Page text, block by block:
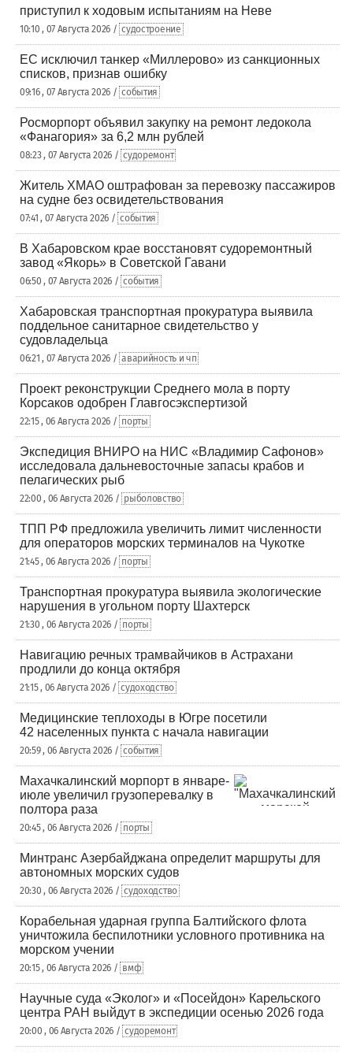
приступил к ходовым испытаниям на Неве
10:10 , 07 Августа 2026 / судостроение
ЕС исключил танкер «Миллерово» из санкционных
списков, признав ошибку
09:16 , 07 Августа 2026 / события
Росморпорт объявил закупку на ремонт ледокола
«Фанагория» за 6,2 млн рублей
08:23 , 07 Августа 2026 / судоремонт
Житель ХМАО оштрафован за перевозку пассажиров
на судне без освидетельствования
07:41 , 07 Августа 2026 / события
В Хабаровском крае восстановят судоремонтный
завод «Якорь» в Советской Гавани
06:50 , 07 Августа 2026 / события
Хабаровская транспортная прокуратура выявила
поддельное санитарное свидетельство у
судовладельца
06:21 , 07 Августа 2026 / аварийность и чп
Проект реконструкции Среднего мола в порту
Корсаков одобрен Главгосэкспертизой
22:15 , 06 Августа 2026 / порты
Экспедиция ВНИРО на НИС «Владимир Сафонов»
исследовала дальневосточные запасы крабов и
пелагических рыб
22:00 , 06 Августа 2026 / рыболовство
ТПП РФ предложила увеличить лимит численности
для операторов морских терминалов на Чукотке
21:45 , 06 Августа 2026 / порты
Транспортная прокуратура выявила экологические
нарушения в угольном порту Шахтерск
21:30 , 06 Августа 2026 / порты
Навигацию речных трамвайчиков в Астрахани
продлили до конца октября
21:15 , 06 Августа 2026 / судоходство
Медицинские теплоходы в Югре посетили
42 населенных пункта с начала навигации
20:59 , 06 Августа 2026 / события
Махачкалинский морпорт в январе-
июле увеличил грузоперевалку в
полтора раза
20:45 , 06 Августа 2026 / порты
Минтранс Азербайджана определит маршруты для
автономных морских судов
20:30 , 06 Августа 2026 / судоходство
Корабельная ударная группа Балтийского флота
уничтожила беспилотники условного противника на
морском учении
20:15 , 06 Августа 2026 / вмф
Научные суда «Эколог» и «Посейдон» Карельского
центра РАН выйдут в экспедиции осенью 2026 года
20:00 , 06 Августа 2026 / судоремонт